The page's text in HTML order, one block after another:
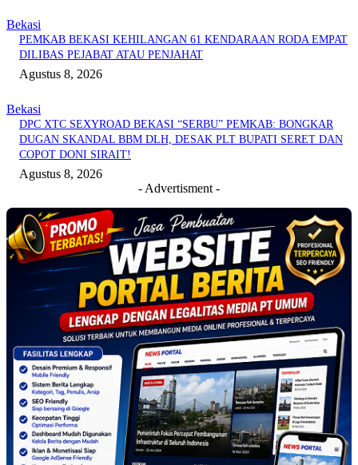
Bekasi
PEMKAB BEKASI KEHILANGAN 61 KENDARAAN RODA EMPAT
DILIBAS PEJABAT ATAU PENJAHAT
Agustus 8, 2026
Bekasi
DPC XTC SEXYROAD BEKASI “SERBU” PEMKAB: BONGKAR
DUGAN SKANDAL BBM DLH, DESAK PLT BUPATI SERET DAN
COPOT DONI SIRAIT!
Agustus 8, 2026
- Advertisment -